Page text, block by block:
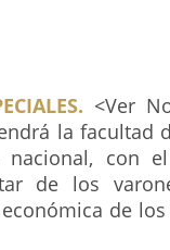
<Ver
la facultad
nacional, con
de los
de